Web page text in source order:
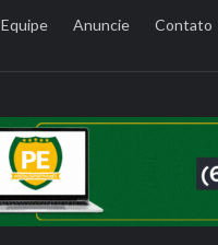
Equipe Anuncie Contato